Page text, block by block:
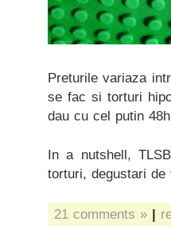
Preturile variaza
se fac si torturi
dau cu cel putin
In a nutshell,
torturi, degustari
21 comments » |